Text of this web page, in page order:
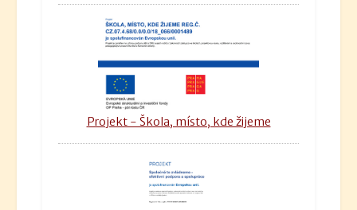
Projekt - Škola, místo, kde žijeme